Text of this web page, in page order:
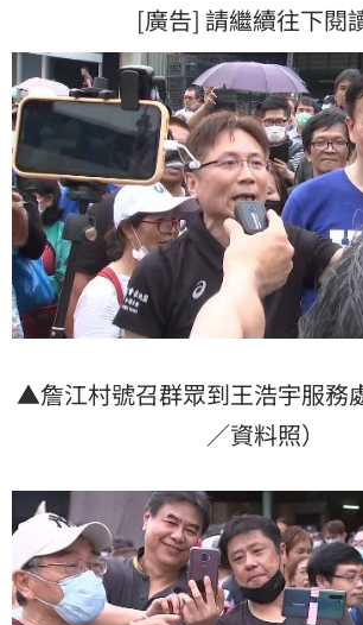
[廣告] 請繼續往下閱
▲詹江村號召群眾到王浩宇服務
／資料照）